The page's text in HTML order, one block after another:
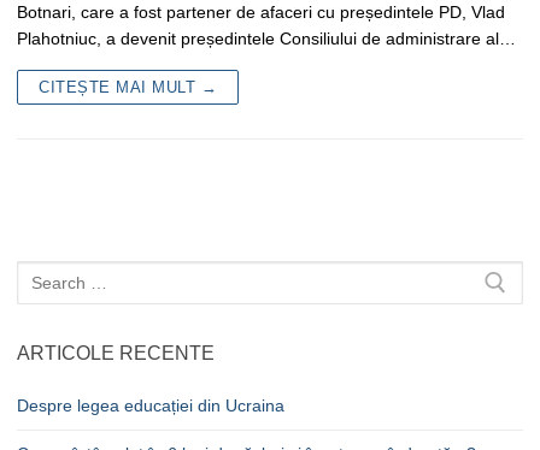
Botnari, care a fost partener de afaceri cu președintele PD, Vlad
Plahotniuc, a devenit președintele Consiliului de administrare al…
CITEȘTE MAI MULT →
Caută
după:
ARTICOLE RECENTE
Despre legea educației din Ucraina